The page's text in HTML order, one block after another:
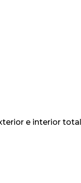
e interior